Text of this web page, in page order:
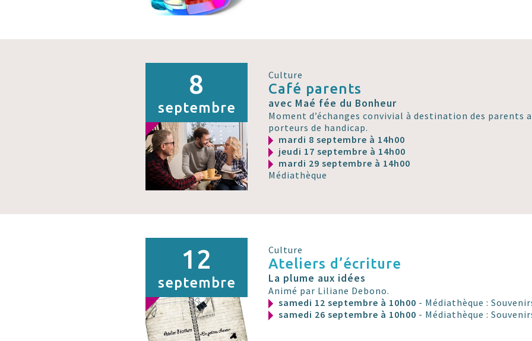
8
septembre
Culture
Café parents
avec Maé fée du Bonheur
Moment d’échanges convivial à destination des parents
porteurs de handicap.
mardi 8 septembre à 14h00
jeudi 17 septembre à 14h00
mardi 29 septembre à 14h00
Médiathèque
12
septembre
Culture
Ateliers d’écriture
La plume aux idées
Animé par Liliane Debono.
samedi 12 septembre à 10h00 - Médiathèque :
samedi 26 septembre à 10h00 - Médiathèque :